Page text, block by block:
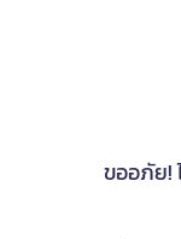
ขออภัย